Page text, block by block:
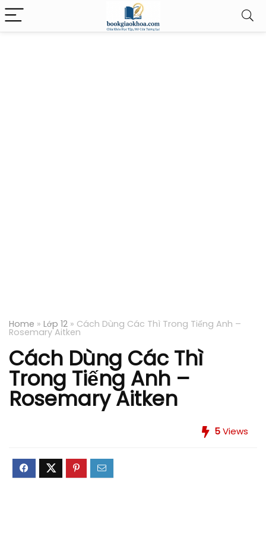
Home » Lớp 12 » Cách Dùng Các Thì Trong Tiếng Anh –
Rosemary Aitken
Cách Dùng Các Thì
Trong Tiếng Anh –
Rosemary Aitken
5Views